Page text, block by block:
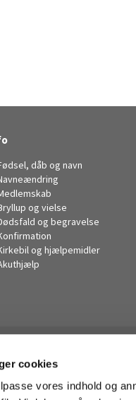
cookies
vores indhold og
dåb og navn
og vielse
og begravelse
og hjælpemidler
